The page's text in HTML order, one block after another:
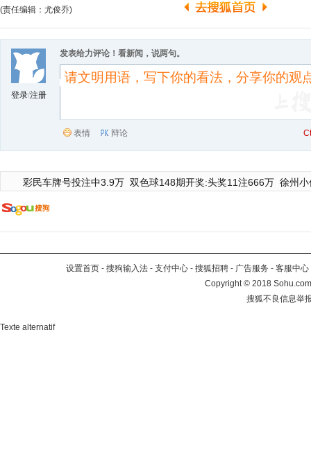
(责任编辑：尤俊乔)
登录/注册
发表给力评论！看新闻，说两句。
表情 辩论
彩民车牌号投注中3.9万 双色球148期开奖:头奖11注666万 徐州
设置首页 - 搜狗输入法 - 支付中心 - 搜狐招聘 - 广告服务 - 客服中心
Copyright©2018
搜狐不良信息举
Texte alternatif